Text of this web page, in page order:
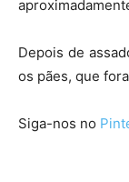
Depois de
os pães, que
Siga-nos no